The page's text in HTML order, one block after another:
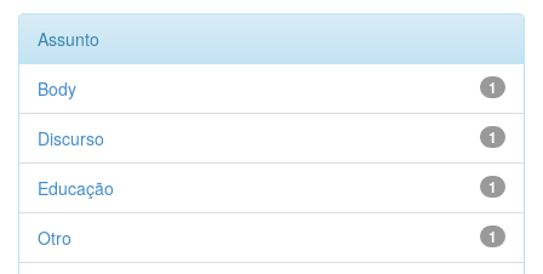
Assunto
1
Body
1
Discurso
1
Educação
1
Otro